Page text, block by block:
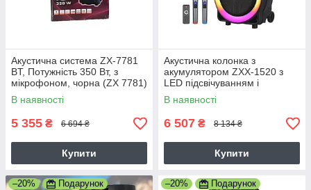
Акустична система ZX-7781
BT, Потужність 350 Вт, з
мікрофоном, чорна (ZX 7781)
В наявності
5 355 ₴ 6 694 ₴
Купити
Акустична колонка з
акумулятором ZXX-1520 з
LED підсвічуванням і
bluetooth, 2 радіомікрофони
для караоке, Потужність 300
Вт, чорна
В наявності
6 507 ₴ 8 134 ₴
Купити
–20% Подарунок –20% Подарунок